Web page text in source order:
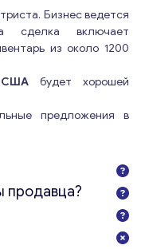
Бизнес ведется
сделка включает
из около 1200
США будет хорошей
предложения в
продавца?